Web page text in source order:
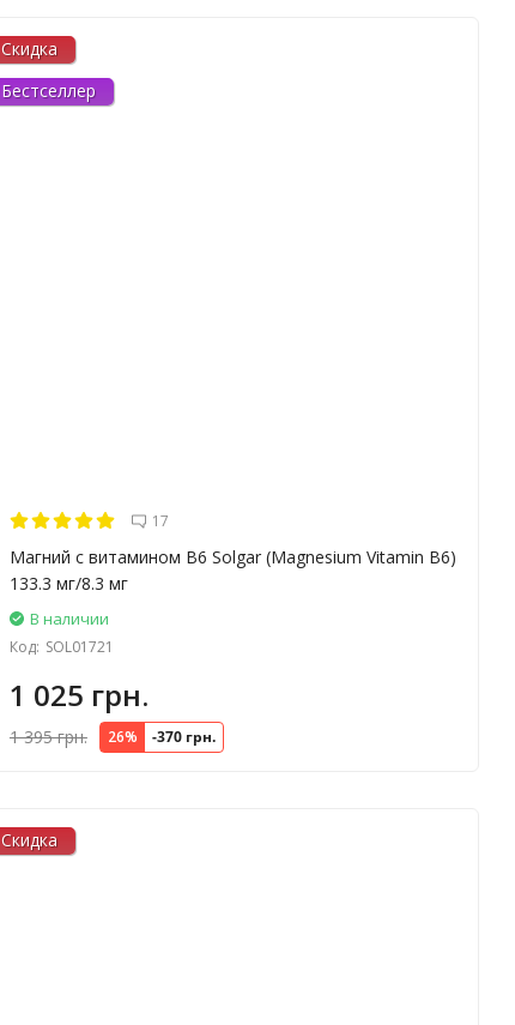
Скидка
Бестселлер
17
Магний с витамином В6 Solgar (Magnesium Vitamin B6)
133.3 мг/8.3 мг
В наличии
Код: SOL01721
1 025 грн.
1 395 грн. 26% -370 грн.
Скидка